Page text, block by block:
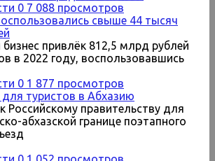
0 7 088 просмотров
свыше 44 тысяч
привлёк 812,5 млрд рублей
в 2022 году, воспользовавшись
0 1 877 просмотров
туристов в Абхазию
Российскому правительству для
абхазской границе поэтапного